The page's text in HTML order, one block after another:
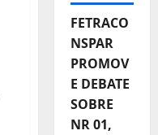
FETRACO
NSPAR
PROMOV
E DEBATE
SOBRE
NR 01,